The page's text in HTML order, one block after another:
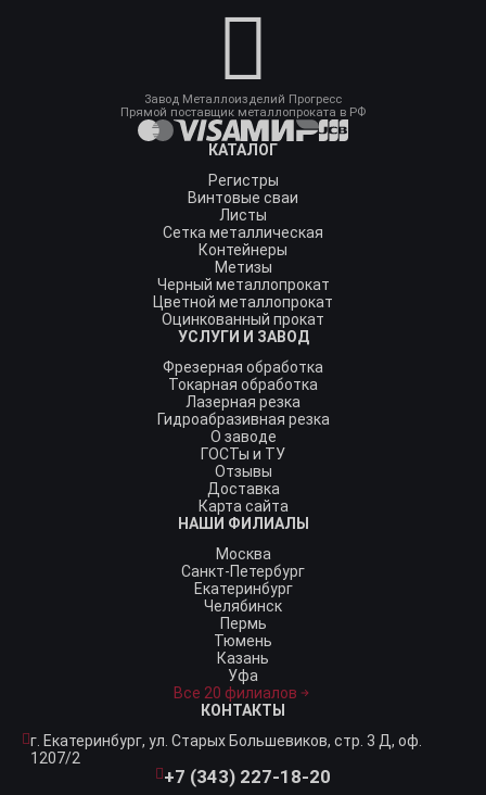
Завод Металлоизделий Прогресс
Прямой поставщик металлопроката в РФ
КАТАЛОГ
Регистры
Винтовые сваи
Листы
Сетка металлическая
Контейнеры
Метизы
Черный металлопрокат
Цветной металлопрокат
Оцинкованный прокат
УСЛУГИ И ЗАВОД
Фрезерная обработка
Токарная обработка
Лазерная резка
Гидроабразивная резка
О заводе
ГОСТы и ТУ
Отзывы
Доставка
Карта сайта
НАШИ ФИЛИАЛЫ
Москва
Санкт-Петербург
Екатеринбург
Челябинск
Пермь
Тюмень
Казань
Уфа
Все 20 филиалов
КОНТАКТЫ
г. Екатеринбург, ул. Старых Большевиков, стр. 3 Д, оф.
1207/2
+7 (343) 227-18-20